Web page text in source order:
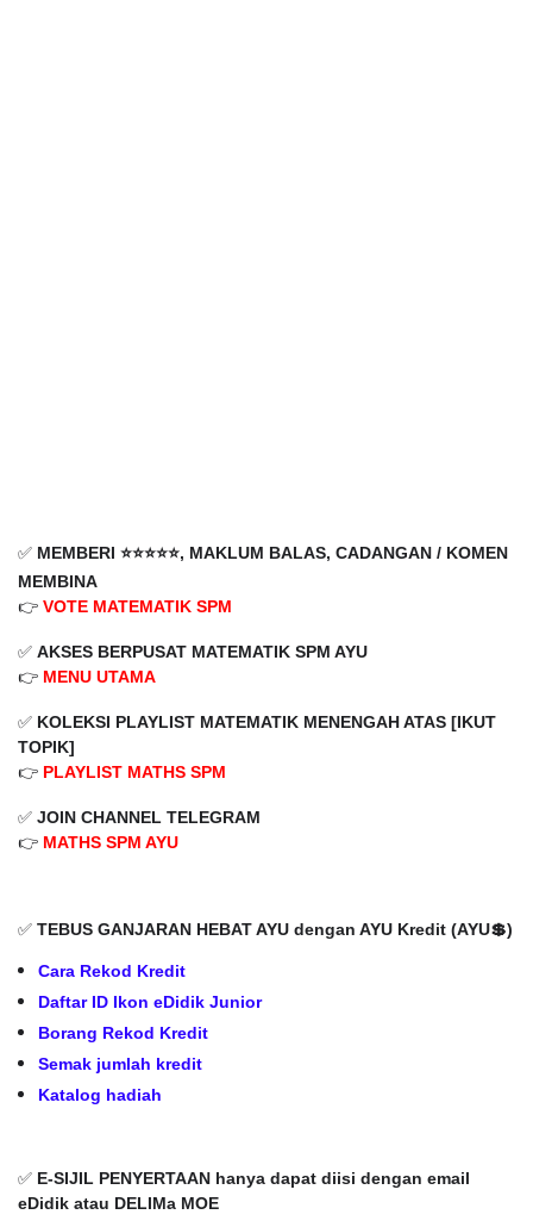
✅ MEMBERI ⭐️⭐️⭐️⭐️⭐️, MAKLUM BALAS, CADANGAN / KOMEN
MEMBINA
👉 VOTE MATEMATIK SPM
✅ AKSES BERPUSAT MATEMATIK SPM AYU
👉 MENU UTAMA
✅ KOLEKSI PLAYLIST MATEMATIK MENENGAH ATAS [IKUT
TOPIK]
👉 PLAYLIST MATHS SPM
✅ JOIN CHANNEL TELEGRAM
👉 MATHS SPM AYU
✅ TEBUS GANJARAN HEBAT AYU dengan AYU Kredit (AYU💲)
Cara Rekod Kredit
Daftar ID Ikon eDidik Junior
Borang Rekod Kredit
Semak jumlah kredit
Katalog hadiah
✅ E-SIJIL PENYERTAAN hanya dapat diisi dengan email
eDidik atau DELIMa MOE